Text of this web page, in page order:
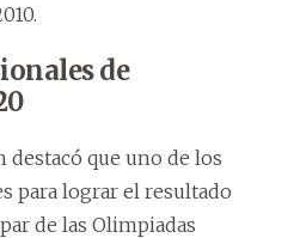
de
destacó que uno de los
para lograr el resultado
de las Olimpiadas